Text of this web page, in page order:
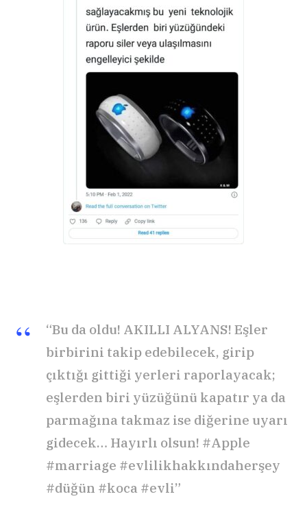
“Bu da oldu! AKILLI ALYANS! Eşler
birbirini takip edebilecek, girip
çıktığı gittiği yerleri raporlayacak;
eşlerden biri yüzüğünü kapatır ya da
parmağına takmaz ise diğerine uyarı
gidecek… Hayırlı olsun! #Apple
#marriage #evlilikhakkındaherşey
#düğün #koca #evli”